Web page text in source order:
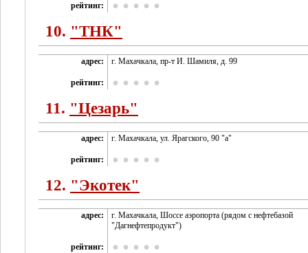
рейтинг:
10. "ТНК"
адрес: г. Махачкала, пр-т И. Шамиля, д. 99
рейтинг:
11. "Цезарь"
адрес: г. Махачкала, ул. Ярагского, 90 "а"
рейтинг:
12. "Экотек"
адрес:
г. Махачкала, Шоссе аэропорта (рядом с нефтебазой
"Дагнефтепродукт")
рейтинг: